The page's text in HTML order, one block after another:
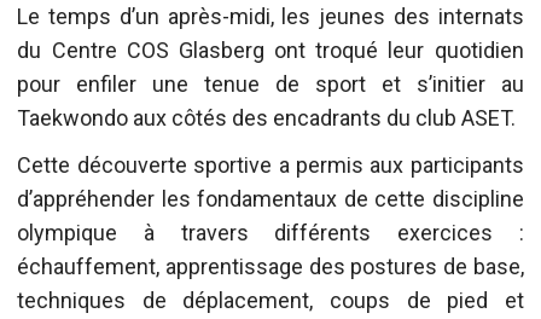
Le temps d’un après-midi, les jeunes des internats
du Centre COS Glasberg ont troqué leur quotidien
pour enfiler une tenue de sport et s’initier au
Taekwondo aux côtés des encadrants du club ASET.
Cette découverte sportive a permis aux participants
d’appréhender les fondamentaux de cette discipline
olympique à travers différents exercices :
échauffement, apprentissage des postures de base,
techniques de déplacement, coups de pied et